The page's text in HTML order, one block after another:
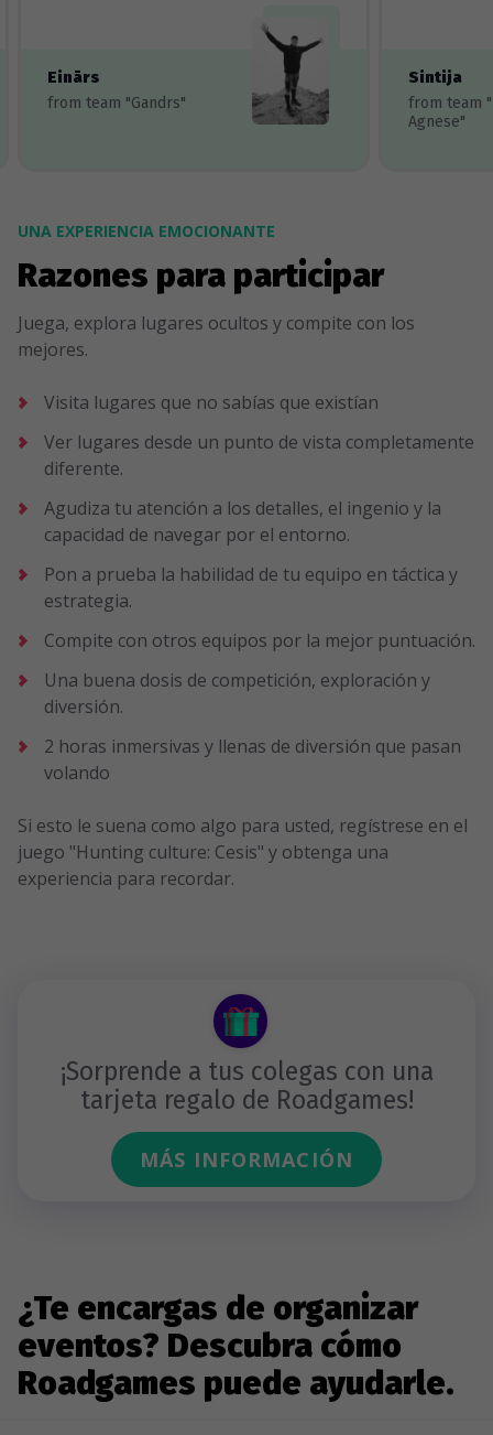
Einārs
from team "Gandrs"
Sintija
from team
Agnese"
UNA EXPERIENCIA EMOCIONANTE
Razones para participar
Juega, explora lugares ocultos y compite con los
mejores.
Visita lugares que no sabías que existían
Ver lugares desde un punto de vista completamente
diferente.
Agudiza tu atención a los detalles, el ingenio y la
capacidad de navegar por el entorno.
Pon a prueba la habilidad de tu equipo en táctica y
estrategia.
Compite con otros equipos por la mejor puntuación.
Una buena dosis de competición, exploración y
diversión.
2 horas inmersivas y llenas de diversión que pasan
volando
Si esto le suena como algo para usted, regístrese en el
juego "Hunting culture: Cesis" y obtenga una
experiencia para recordar.
¡Sorprende a tus colegas con una
tarjeta regalo de Roadgames!
MÁS INFORMACIÓN
¿Te encargas de organizar
eventos? Descubra cómo
Roadgames puede ayudarle.